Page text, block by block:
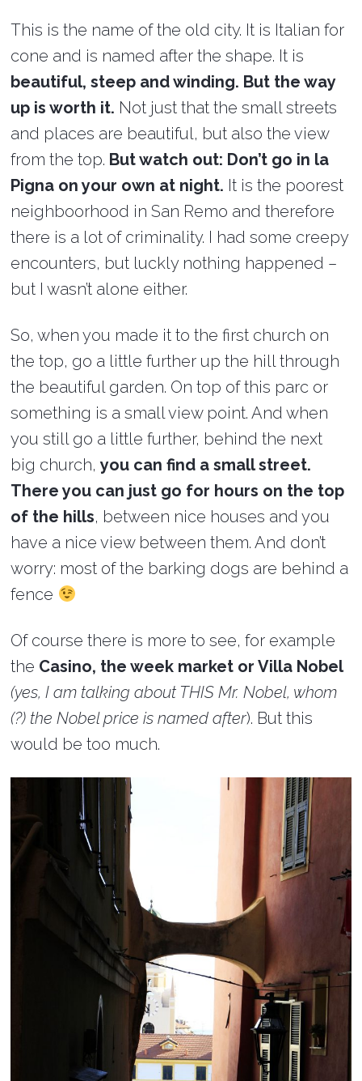
This is the name of the old city. It is Italian for
cone and is named after the shape. It is
beautiful, steep and winding. But the way
up is worth it. Not just that the small streets
and places are beautiful, but also the view
from the top. But watch out: Don’t go in la
Pigna on your own at night. It is the poorest
neighboorhood in San Remo and therefore
there is a lot of criminality. I had some creepy
encounters, but luckly nothing happened –
but I wasn’t alone either.
So, when you made it to the first church on
the top, go a little further up the hill through
the beautiful garden. On top of this parc or
something is a small view point. And when
you still go a little further, behind the next
big church,you can find a small street.
There you can just go for hours on the top
of the hills, between nice houses and you
have a nice view between them. And don’t
worry: most of the barking dogs are behind a
fence
Of course there is more to see, for example
the Casino, the week market or Villa Nobel
(yes, I am talking about THIS Mr. Nobel, whom
(?) the Nobel price is named after). But this
would be too much.